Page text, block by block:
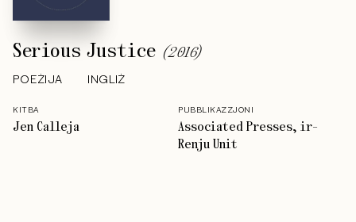
Serious Justice (2016)
POEŻIJA INGLIŻ
KITBA
Jen Calleja
PUBBLIKAZZJONI
Associated Presses, ir-
Renju Unit